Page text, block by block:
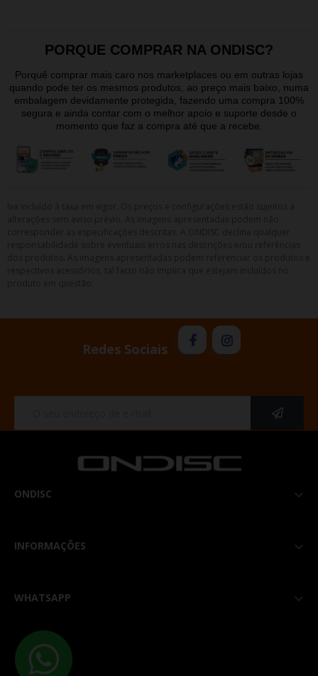
PORQUE COMPRAR NA ONDISC?
Porquê comprar mais caro nos marketplaces ou em outras lojas
quando pode ter os mesmos produtos, ao preço mais baixo, numa
embalagem devidamente protegida, fazendo uma compra 100%
segura e ainda contar com o melhor apoio e suporte desde o
momento que faz a compra até que a recebe.
Redes Sociais
ONDISC 
INFORMAÇÕES 
WHATSAPP 